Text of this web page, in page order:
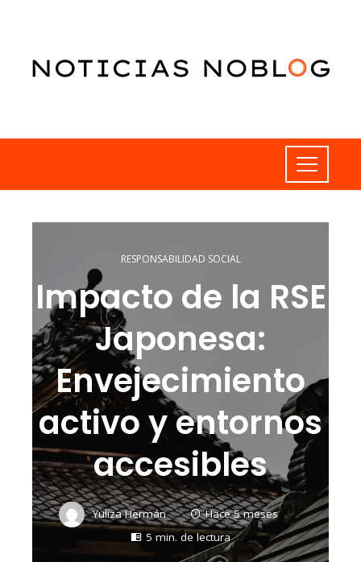
RESPONSABILIDAD SOCIAL
Impacto de la RSE
Japonesa:
Envejecimiento
activo y entornos
accesibles
Yuliza Hermán
Hace 5 meses
5 min. de lectura